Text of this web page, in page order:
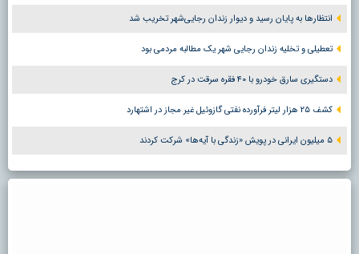
انتظارها به پایان رسید و دیوار زندان رجایی‌شهر تخریب شد
تعطیلی و تخلیه زندان رجایی شهر یک مطالبه مردمی بود
دستگیری سارق خودرو با ۴۰ فقره سرقت در کرج
کشف ۲۵ هزار لیتر فرآورده نفتی گازوئیل غیر مجاز در اشتهارد
۵ میلیون ایرانی در پویش «زندگی با آیه‌ها» شرکت کردند